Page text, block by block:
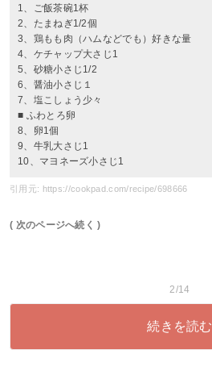
1、ご飯茶碗1杯
2、たまねぎ1/2個
3、鶏もも肉（ハムなどでも）好きな量
4、ケチャップ大さじ1
5、砂糖小さじ1/2
6、醤油小さじ１
7、塩こしょう少々
■ ふわとろ卵
8、卵1個
9、牛乳大さじ1
10、マヨネーズ小さじ1
引用元: https://cookpad.com/recipe/698666
( 次のページへ続く )
2/14
続きを読む